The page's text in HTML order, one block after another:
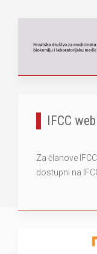
IFCC
Za članove
dostupni na